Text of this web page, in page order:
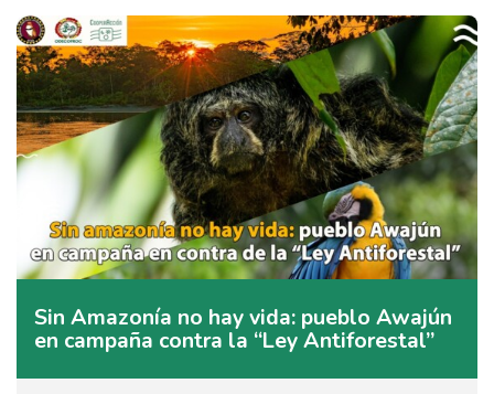
Sin Amazonía no hay vida: pueblo Awajún
en campaña contra la “Ley Antiforestal”